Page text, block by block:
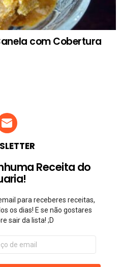
com Cobertura
Receita do
para receberes receitas,
os dias! E se não gostares
sair da lista! ;D